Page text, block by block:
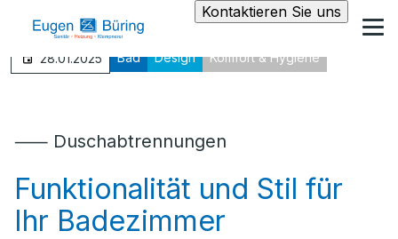
Kontaktieren Sie uns
28.01.2025 Bad Design Komfort & Hygiene
⸺ Duschabtrennungen
Funktionalität und Stil für
Ihr Badezimmer